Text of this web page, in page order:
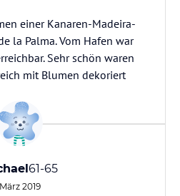
einer Kanaren-Madeira-
la Palma. Vom Hafen war
Sehr schön waren
mit Blumen dekoriert
61-65
März 2019